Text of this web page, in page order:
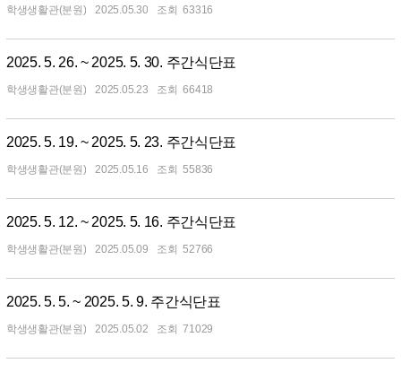
학생생활관(분원) 2025.05.30 63316
2025. 5. 26. ~ 2025. 5. 30. 주간식단표
학생생활관(분원) 2025.05.23 66418
2025. 5. 19. ~ 2025. 5. 23. 주간식단표
학생생활관(분원) 2025.05.16 55836
2025. 5. 12. ~ 2025. 5. 16. 주간식단표
학생생활관(분원) 2025.05.09 52766
2025. 5. 5. ~ 2025. 5. 9. 주간식단표
학생생활관(분원) 2025.05.02 71029